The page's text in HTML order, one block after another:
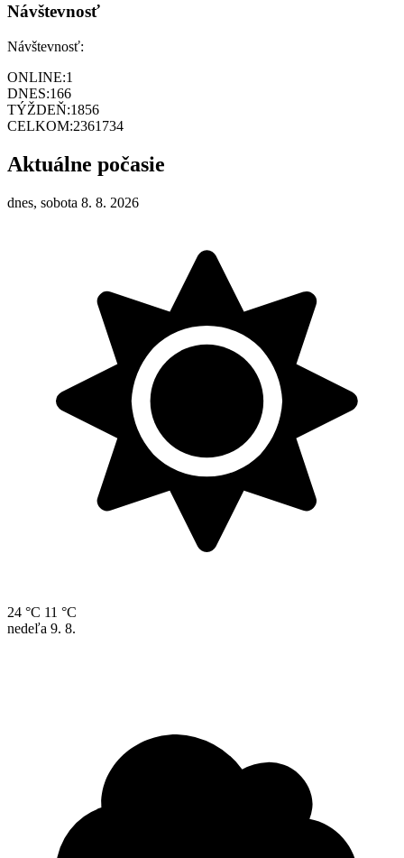
Návštevnosť
Návštevnosť:
ONLINE:1
DNES:166
TÝŽDEŇ:1856
CELKOM:2361734
Aktuálne počasie
dnes, sobota 8. 8. 2026
24 °C 11 °C
nedeľa 9. 8.